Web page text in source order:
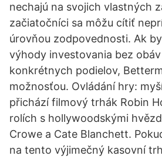
nechajú na svojich vlastných
začiatočníci sa môžu cítiť
úrovňou zodpovednosti. Ak
výhody investovania bez
konkrétnych podielov,
možnosťou. Ovládání hry:
přichází filmový trhák Robin
rolích s hollywoodskými
Crowe a Cate Blanchett.
na tento výjimečný kasovní